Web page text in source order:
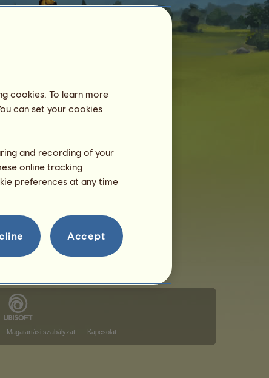
Magatartási szabályzat Kapcsolat
cookies. To learn more
can set your cookies
and recording of your
online tracking
preferences at any time
Accept